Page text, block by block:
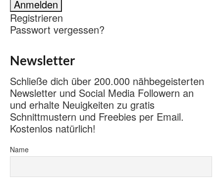
Registrieren
Passwort vergessen?
Newsletter
Schließe dich über 200.000 nähbegeisterten
Newsletter und Social Media Followern an
und erhalte Neuigkeiten zu gratis
Schnittmustern und Freebies per Email.
Kostenlos natürlich!
Name